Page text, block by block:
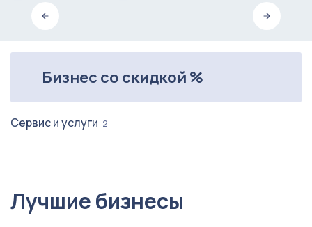
Бизнес со скидкой %
Сервис и услуги 2
Лучшие бизнесы